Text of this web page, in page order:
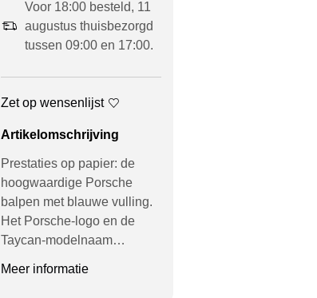
Voor 18:00 besteld, 11
augustus thuisbezorgd
tussen 09:00 en 17:00.
Zet op wensenlijst
Artikelomschrijving
Prestaties op papier: de
hoogwaardige Porsche
balpen met blauwe vulling.
Het Porsche-logo en de
Taycan-modelnaam…
Meer informatie